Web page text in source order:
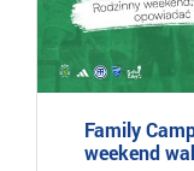
Family
weekend